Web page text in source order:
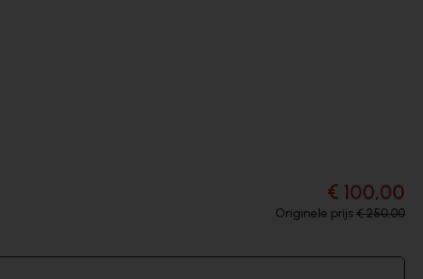
€ 100,00
Originele prijs€ 250,00